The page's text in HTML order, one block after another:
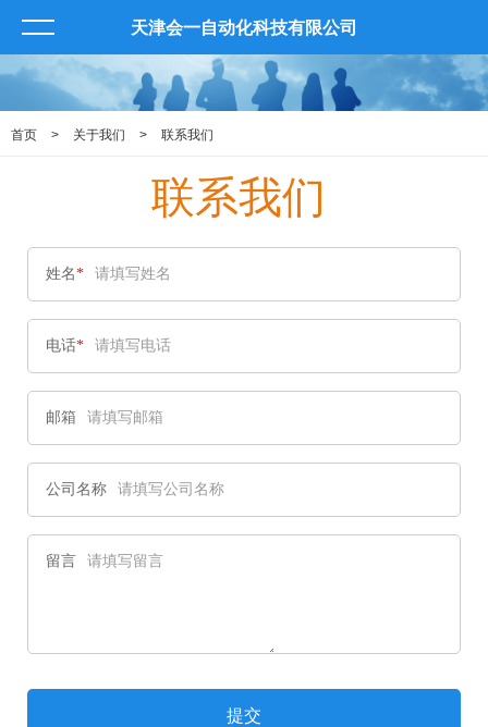
天津会一自动化科技有限公司
首页 > 关于我们 > 联系我们
联系我们
姓名*
电话*
邮箱
公司名称
留言
提交